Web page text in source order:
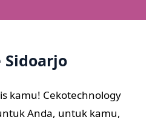
Sidoarjo
kamu! Cekotechnology
Anda, untuk kamu,